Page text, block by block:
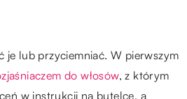
je lub przyciemniać. W pierwszym
do włosów, z którym
w instrukcji na butelce, a